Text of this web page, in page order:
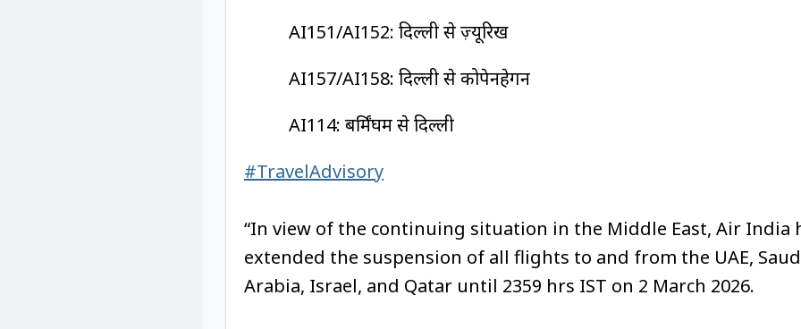
AI151/AI152: दिल्ली से ज़्यूरिख
AI157/AI158: दिल्ली से कोपेनहेगन
AI114: बर्मिंघम से दिल्ली
#TravelAdvisory
“In view of the continuing situation in the Middle East, Air India
extended the suspension of all flights to and from the UAE,
Arabia, Israel, and Qatar until 2359 hrs IST on 2 March 2026.